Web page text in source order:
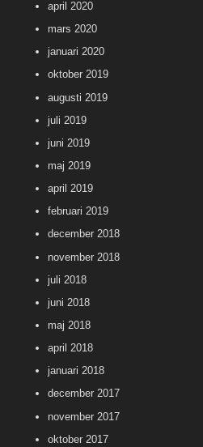
april 2020
mars 2020
januari 2020
oktober 2019
augusti 2019
juli 2019
juni 2019
maj 2019
april 2019
februari 2019
december 2018
november 2018
juli 2018
juni 2018
maj 2018
april 2018
januari 2018
december 2017
november 2017
oktober 2017